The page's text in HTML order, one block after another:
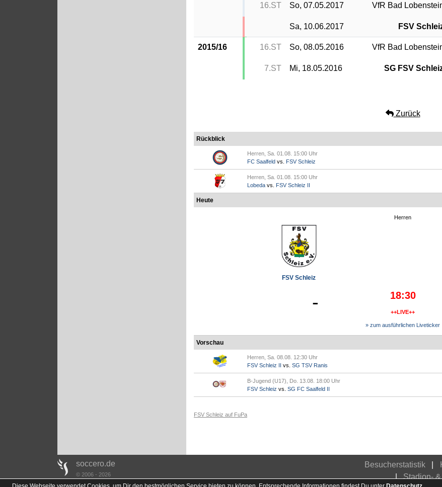
16.ST So, 07.05.2017 VfR Bad
Sa, 10.06.2017 FSV
2015/16 16.ST So, 08.05.2016 VfR Bad
7.ST Mi, 18.05.2016 SG FSV
Zurück
Rückblick
Herren, Sa. 01.08. 15:00 Uhr
FC Saalfeld vs. FSV Schleiz
Herren, Sa. 01.08. 15:00 Uhr
Lobeda vs. FSV Schleiz II
Heute
Herren
FSV Schleiz
- 18:30
++LIVE++
» zum ausführlichen Liveticker
Vorschau
Herren, Sa. 08.08. 12:30 Uhr
FSV Schleiz II vs. SG TSV Ranis
B-Jugend (U17), Do. 13.08. 18:00 Uhr
FSV Schleiz vs. SG FC Saalfeld II
FSV Schleiz auf FuPa
soccero.de
© 2006 - 2026
Besucherstatistik
Stadion-